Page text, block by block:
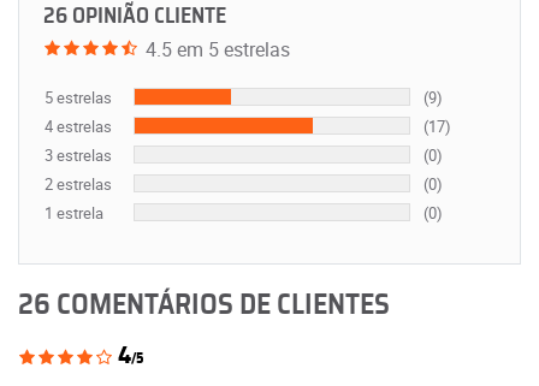
26 OPINIÃO CLIENTE
4.5 em 5 estrelas
5 estrelas
(9)
4 estrelas
(17)
3 estrelas
(0)
2 estrelas
(0)
1 estrela
(0)
26 COMENTÁRIOS DE CLIENTES
4/5